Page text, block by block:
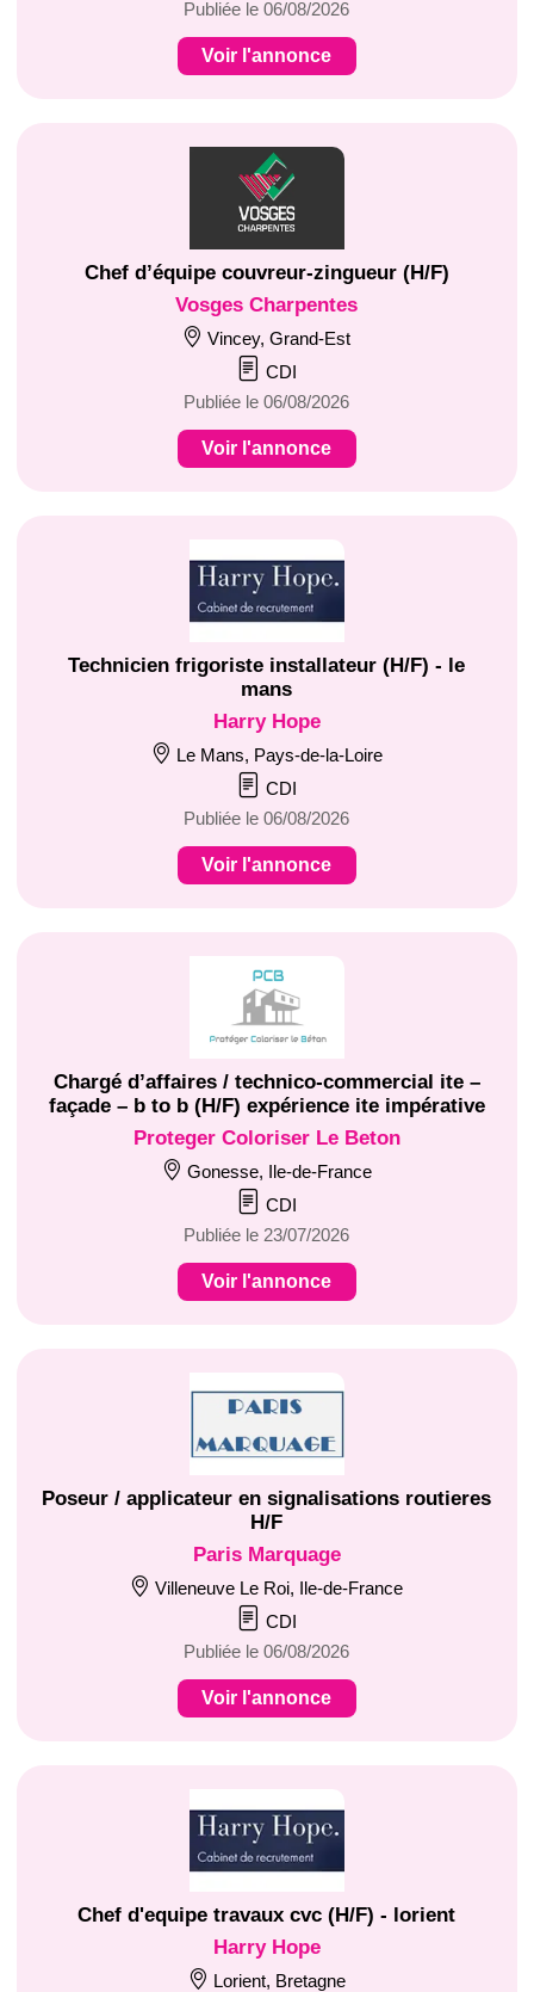
Publiée le 06/08/2026
Voir l'annonce
Chef d’équipe couvreur-zingueur (H/F)
Vosges Charpentes
Vincey, Grand-Est
CDI
Publiée le 06/08/2026
Voir l'annonce
Technicien frigoriste installateur (H/F) - le
mans
Harry Hope
Le Mans, Pays-de-la-Loire
CDI
Publiée le 06/08/2026
Voir l'annonce
Chargé d’affaires / technico-commercial ite –
façade – b to b (H/F) expérience ite impérative
Proteger Coloriser Le Beton
Gonesse, Ile-de-France
CDI
Publiée le 23/07/2026
Voir l'annonce
Poseur / applicateur en signalisations routieres
H/F
Paris Marquage
Villeneuve Le Roi, Ile-de-France
CDI
Publiée le 06/08/2026
Voir l'annonce
Chef d'equipe travaux cvc (H/F) - lorient
Harry Hope
Lorient, Bretagne